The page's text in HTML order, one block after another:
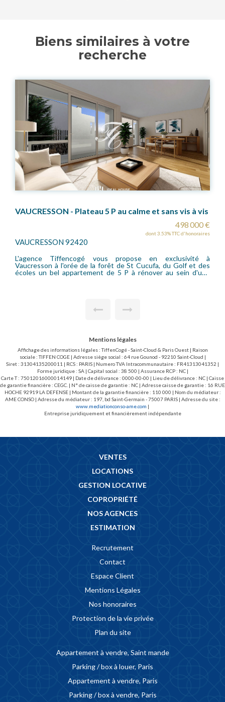
Biens similaires à votre
recherche
vis à vis
à
du Golf et des
sein d'une
premières
complètent ce
SAINT CLOUD Gare
dont 3.54%
SAINT CLOUD 92210
L'agence Tiffencogé vous présente en
appartement de 55 m² en parfait état à toute
gare et au calme absolu. Il est distribué en étoile ce qui
l'appartement est bordé d'un large balcon
Mentions légales
Affichage des informations légales : TiffenCogé - Saint-Cloud & Paris Ouest | Raison
sociale : TIFFEN COGE | Adresse siège social : 64 rue Gounod - 92210 Saint-Cloud |
Siret : 31304135200011 | RCS : PARIS | Numero TVA Intracommunautaire : FR41313041352 |
Forme juridique : SA | Capital social : 38 500 | Assurance RCP : NC |
Carte T : 75012016000014149 | Date de délivrance : 0000-00-00 | Lieu de délivrance : NC | Caisse
de garantie financière : CEGC. | N° de caisse de garantie : NC | Adresse caisse de garantie : 16 RUE
HOCHE 92919 LA DEFENSE | Montant de la garantie financière : 110 000 | Nom du médiateur :
AME CONSO | Adresse du médiateur : 197, bd Saint-Germain - 75007 PARIS | Adresse du site :
www.mediationconso-ame.com |
Entreprise juridiquement et financièrement indépendante
VENTES
LOCATIONS
GESTION LOCATIVE
COPROPRIÉTÉ
NOS AGENCES
ESTIMATION
Recrutement
Contact
Espace Client
Mentions Légales
Nos honoraires
Protection de la vie privée
Plan du site
Appartement à vendre, Saint mande
Parking / box à louer, Paris
Appartement à vendre, Paris
Parking / box à vendre, Paris